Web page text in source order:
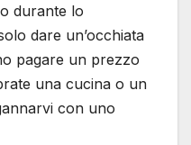
durante lo
dare un’occhiata
pagare un prezzo
una cucina o un
con uno